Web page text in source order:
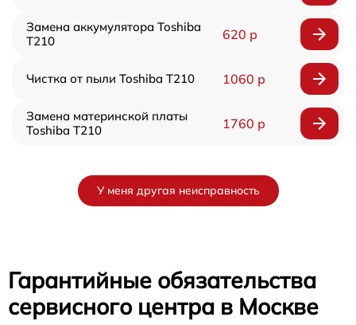
Замена аккумулятора Toshiba
T210
620 р
Чистка от пыли Toshiba T210 1060 р
Замена материнской платы
Toshiba T210
1760 р
У меня другая неисправность
Гарантийные обязательства
сервисного центра в Москве